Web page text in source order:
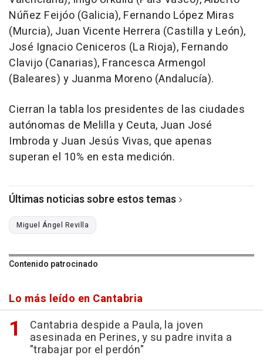
Núñez Feijóo (Galicia), Fernando López Miras
(Murcia), Juan Vicente Herrera (Castilla y León),
José Ignacio Ceniceros (La Rioja), Fernando
Clavijo (Canarias), Francesca Armengol
(Baleares) y Juanma Moreno (Andalucía).
Cierran la tabla los presidentes de las ciudades
autónomas de Melilla y Ceuta, Juan José
Imbroda y Juan Jesús Vivas, que apenas
superan el 10% en esta medición.
Últimas noticias sobre estos temas
Miguel Ángel Revilla
Contenido patrocinado
Lo más leído en Cantabria
Cantabria despide a Paula, la joven
asesinada en Perines, y su padre invita a
"trabajar por el perdón"